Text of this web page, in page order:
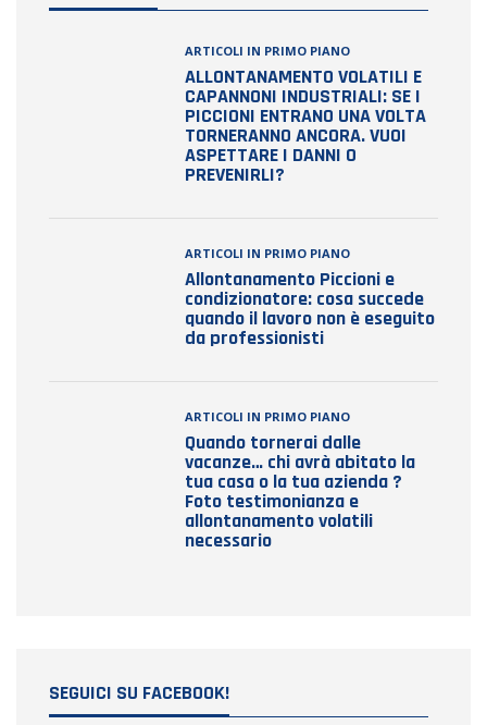
ARTICOLI IN PRIMO PIANO
ALLONTANAMENTO VOLATILI E
CAPANNONI INDUSTRIALI: SE I
PICCIONI ENTRANO UNA VOLTA
TORNERANNO ANCORA. VUOI
ASPETTARE I DANNI O
PREVENIRLI?
ARTICOLI IN PRIMO PIANO
Allontanamento Piccioni e
condizionatore: cosa succede
quando il lavoro non è eseguito
da professionisti
ARTICOLI IN PRIMO PIANO
Quando tornerai dalle
vacanze… chi avrà abitato la
tua casa o la tua azienda ?
Foto testimonianza e
allontanamento volatili
necessario
SEGUICI SU FACEBOOK!